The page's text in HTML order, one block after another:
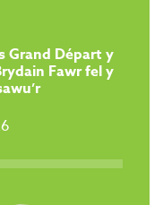
Grand Départ y
Fawr fel y